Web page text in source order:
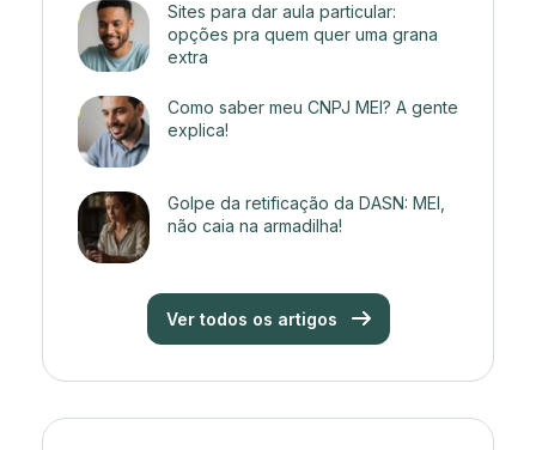
Sites para dar aula particular:
opções pra quem quer uma grana
extra
Como saber meu CNPJ MEI? A gente
explica!
Golpe da retificação da DASN: MEI,
não caia na armadilha!
Ver todos os artigos